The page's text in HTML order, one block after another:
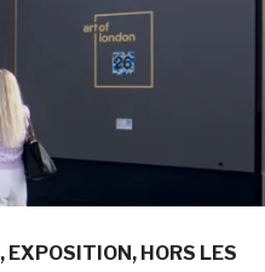
EXPOSITION HORS LES